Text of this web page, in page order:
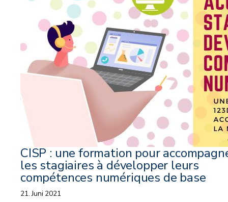
CISP : une formation pour
les stagiaires à développer leurs
compétences numériques de base
21. Juni 2021